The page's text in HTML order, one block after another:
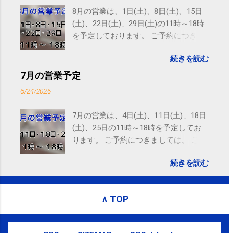
Amphitheatre Parkway, Mountain View, CA 94043,
United States
8月の営業は、1日(土)、8日(土)、15日
(土)、22日(土)、29日(土)の11時～18時
を予定しております。 ご予約につきま
す。 電話に出られないことがあります
ので、ご予約、お問い合わせは
続きを読む
7月の営業予定
6/24/2026
7月の営業は、4日(土)、11日(土)、18日
(土)、25日の11時～18時を予定してお
ります。 ご予約につきましては、 こち
れないことがありますので、ご予約、
お問い合わせはSMS（ショートメッセ
続きを読む
∧ TOP